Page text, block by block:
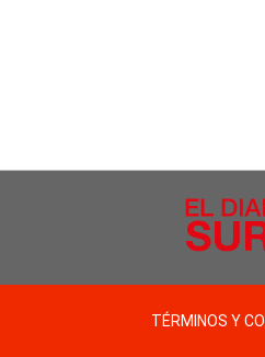
TÉRMINOS Y